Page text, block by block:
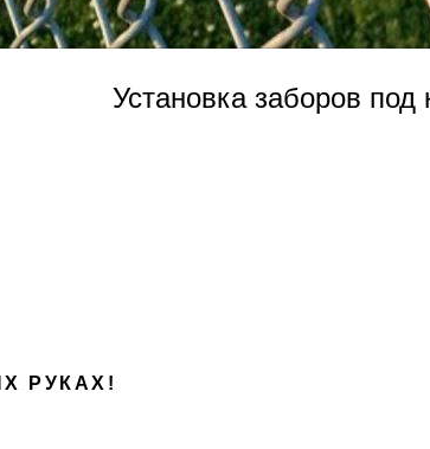
Установка заборов под
РУКАХ!